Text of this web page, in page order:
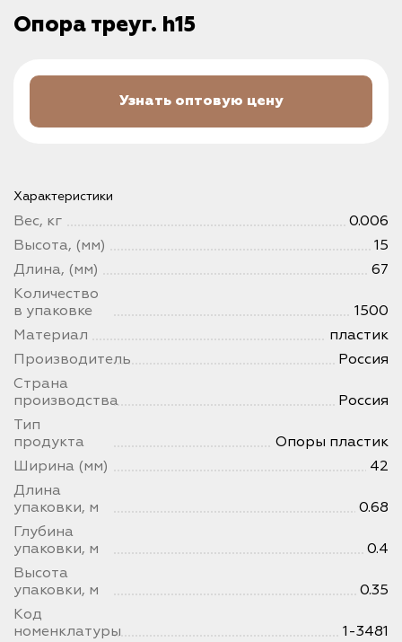
Опора треуг. h15
Узнать оптовую цену
Характеристики
Вес, кг
0.006
Высота, (мм)
15
Длина, (мм)
67
Количество
в упаковке
1500
Материал
пластик
Производитель
Россия
Страна
производства
Россия
Тип
продукта
Опоры пластик
Ширина (мм)
42
Длина
упаковки, м
0.68
Глубина
упаковки, м
0.4
Высота
упаковки, м
0.35
Код
номенклатуры
1-3481